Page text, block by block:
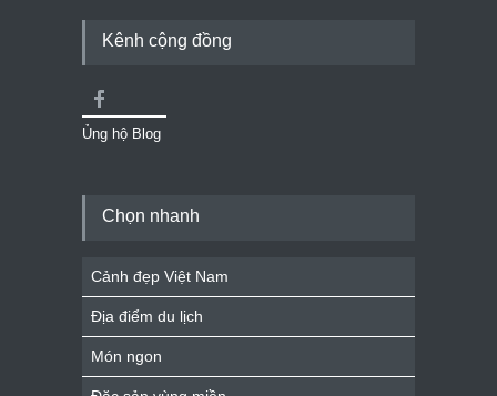
Kênh cộng đồng
Ủng hộ Blog
Chọn nhanh
Cảnh đẹp Việt Nam
Địa điểm du lịch
Món ngon